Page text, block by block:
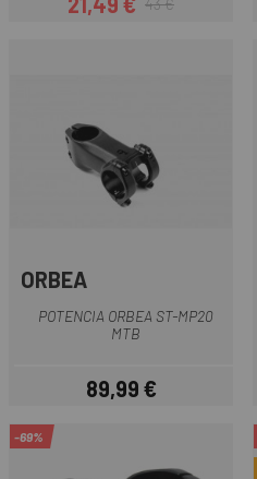
Precio
Precio regular
43 €
ORBEA
POTENCIA ORBEA ST-MP20
MTB
Precio
89,99 €
-69%